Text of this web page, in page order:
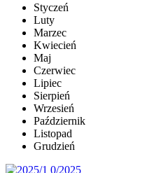
Styczeń
Luty
Marzec
Kwiecień
Maj
Czerwiec
Lipiec
Sierpień
Wrzesień
Październik
Listopad
Grudzień